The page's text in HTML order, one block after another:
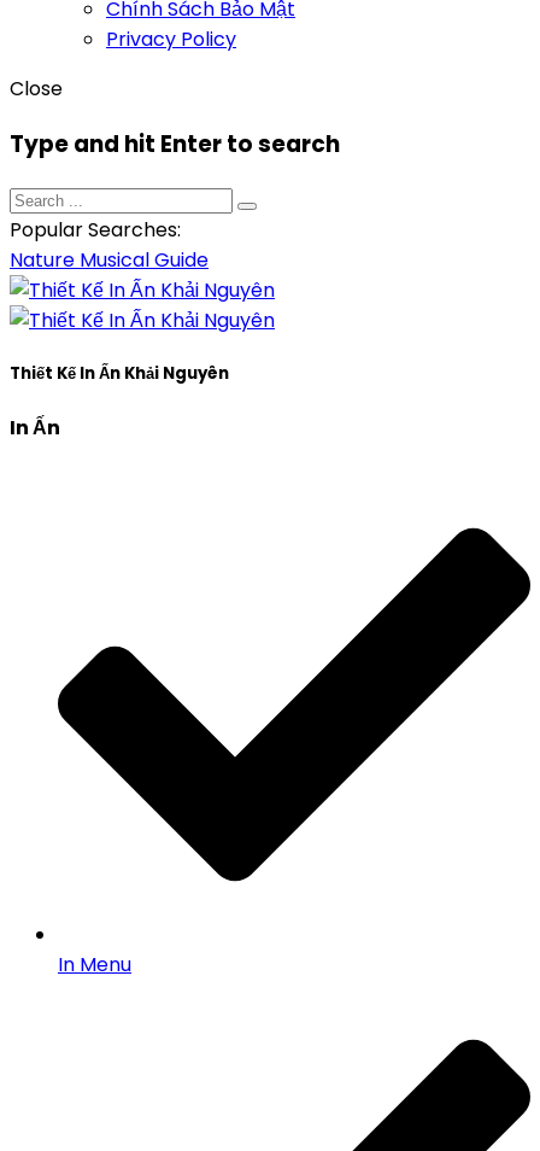
Chính Sách Bảo Mật
Privacy Policy
Close
Type and hit Enter to search
Popular Searches:
Nature MusicalGuide
Thiết Kế In Ấn Khải Nguyên
In Ấn
In Menu